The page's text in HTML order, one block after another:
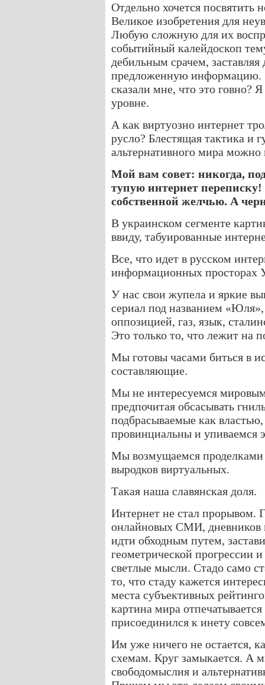
Отдельно хочется посвятить
Великое изобретения для
Любую сложную для их
событийный калейдоскоп
дебильным срачем,
предложенную информацию.
сказали мне, что это говно?
уровне.
А как виртуозно интернет
русло? Блестящая тактика и
альтернативного мира можно
Мой вам совет: никогда,
тупую интернет переписку!
собственной желчью. А
В украинском сегменте
ввиду, табуированные
Все, что идет в русском
информационных просторах
У нас свои жупела и яркие
сериал под названием
оппозицией, газ, язык,
Это только то, что лежит на
Мы готовы часами биться в
составляющие.
Мы не интересуемся
предпочитая обсасывать
подбрасываемые как
провинциальны и упиваемся
Мы возмущаемся проделками
выродков виртуальных.
Такая наша славянская доля.
Интернет не стал прорывом.
онлайновых СМИ, дневников
идти обходным путем,
геометрической прогрессии
светлые мысли. Стадо само
то, что стаду кажется
места субъективных
картина мира
присоединился к инету
Им уже ничего не остается,
схемам. Круг замыкается. А
свободомыслия и